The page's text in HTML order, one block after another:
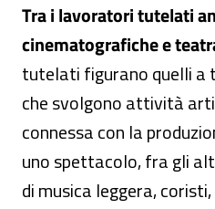
Tra i lavoratori tutelati
cinematografiche e
tutelati figurano quelli a
che svolgono attività
connessa con la
uno spettacolo, fra gli
di musica leggera,